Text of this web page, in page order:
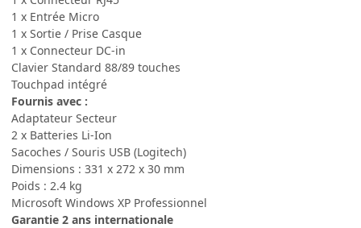
1 x Entrée Micro
1 x Sortie / Prise Casque
1 x Connecteur DC-in
Clavier Standard 88/89 touches
Touchpad intégré
Fournis avec :
Adaptateur Secteur
2 x Batteries Li-Ion
Sacoches / Souris USB (Logitech)
Dimensions : 331 x 272 x 30 mm
Poids : 2.4 kg
Microsoft Windows XP Professionnel
Garantie 2 ans internationale